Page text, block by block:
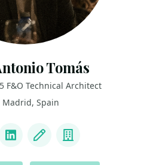
Tomás
F&O Technical Architect
Madrid, Spain
LinkedInBlog Company